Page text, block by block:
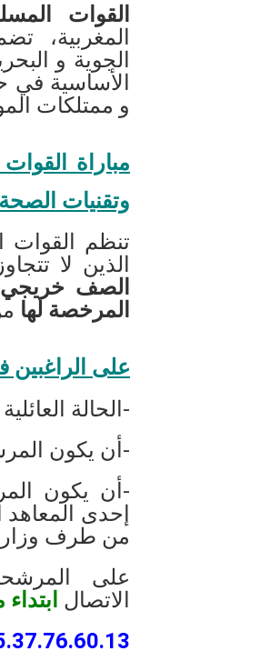
القوات
المغربية،
الجوية و
الأساسية في
و ممتلكات
مباراة
وتقنيات الصحة
تنظم القوات
الذين لا تتجاوز أعمارهم
الصف خريجي
المرخصة لها
على الراغبين
-الحالة
-أن يكون
-أن يكون
إحدى المعاهد
من طرف
على
الاتصال ابتداء من